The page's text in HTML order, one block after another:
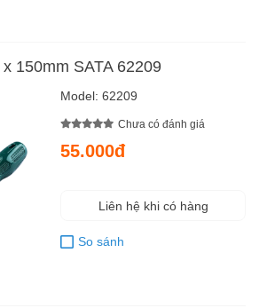
150mm SATA 62209
Model: 62209
Chưa có đánh giá
55.000đ
Liên hệ khi có hàng
So sánh